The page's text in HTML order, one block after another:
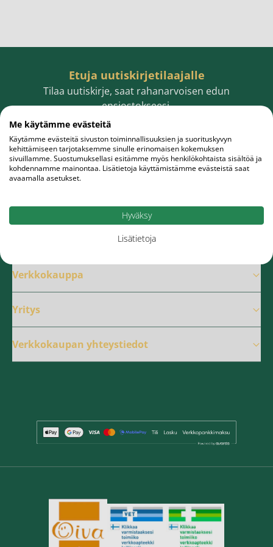
Etuja uutiskirjetilaajalle
Tilaa uutiskirje, saat rahanarvoisen edun
ensiostokseesi.
Sähköpostiosoite
Tilaa
Verkkokauppa
Yritys
Verkkokaupan yhteystiedot
Me käytämme evästeitä
Käytämme evästeitä sivuston toiminnallisuuksien ja suorituskyvyn
kehittämiseen tarjotaksemme sinulle erinomaisen kokemuksen
sivuillamme. Suostumuksellasi esitämme myös henkilökohtaista sisältöä ja
kohdennamme mainontaa. Lisätietoja käyttämistämme evästeistä saat
avaamalla asetukset.
Hyväksy
Lisätietoja